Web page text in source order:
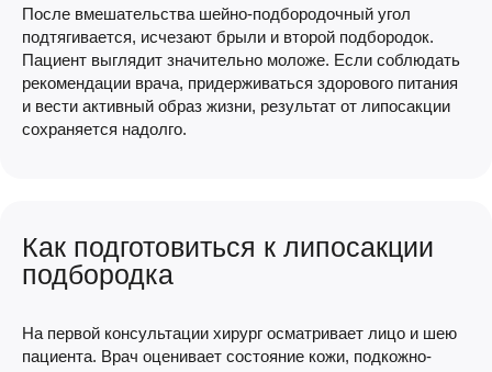
После вмешательства шейно-подбородочный угол
подтягивается, исчезают брыли и второй подбородок.
Пациент выглядит значительно моложе. Если соблюдать
рекомендации врача, придерживаться здорового питания
и вести активный образ жизни, результат от липосакции
сохраняется надолго.
Как подготовиться к липосакции
подбородка
На первой консультации хирург осматривает лицо и шею
пациента. Врач оценивает состояние кожи, подкожно-